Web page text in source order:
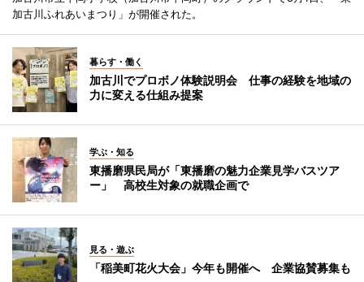
加古川ふれあいまつり」が開催された。
暮らす・働く
加古川でプロボノ体験説明会 仕事の経験を地域の
力に変える仕組み提案
学ぶ・知る
東播磨県民局が「東播磨の魅力企業見学バスツア
ー」 高校生対象の就職企画で
見る・遊ぶ
「稲美町花火大会」今年も開催へ 企業協賛募集も